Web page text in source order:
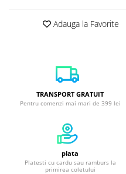
Adauga la Favorite
TRANSPORT GRATUIT
Pentru comenzi mai mari de 399 lei
plata
Platesti cu cardu sau ramburs la
primirea coletului